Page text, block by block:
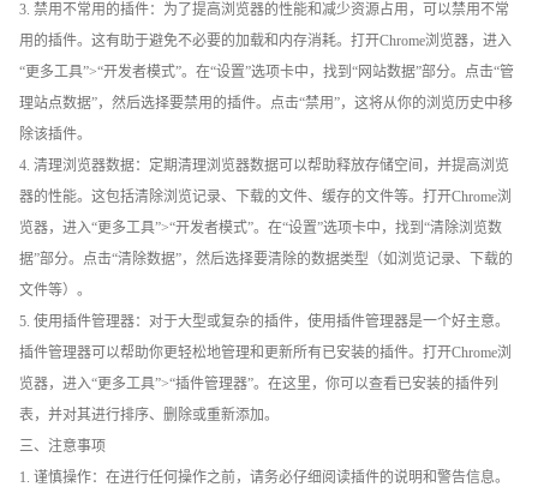
3. 禁用不常用的插件：为了提高浏览器的性能和减少资源占用，可以禁用不常
用的插件。这有助于避免不必要的加载和内存消耗。打开Chrome浏览器，进入
“更多工具”>“开发者模式”。在“设置”选项卡中，找到“网站数据”部分。点击“管
理站点数据”，然后选择要禁用的插件。点击“禁用”，这将从你的浏览历史中移
除该插件。
4. 清理浏览器数据：定期清理浏览器数据可以帮助释放存储空间，并提高浏览
器的性能。这包括清除浏览记录、下载的文件、缓存的文件等。打开Chrome浏
览器，进入“更多工具”>“开发者模式”。在“设置”选项卡中，找到“清除浏览数
据”部分。点击“清除数据”，然后选择要清除的数据类型（如浏览记录、下载的
文件等）。
5. 使用插件管理器：对于大型或复杂的插件，使用插件管理器是一个好主意。
插件管理器可以帮助你更轻松地管理和更新所有已安装的插件。打开Chrome浏
览器，进入“更多工具”>“插件管理器”。在这里，你可以查看已安装的插件列
表，并对其进行排序、删除或重新添加。
三、注意事项
1. 谨慎操作：在进行任何操作之前，请务必仔细阅读插件的说明和警告信息。